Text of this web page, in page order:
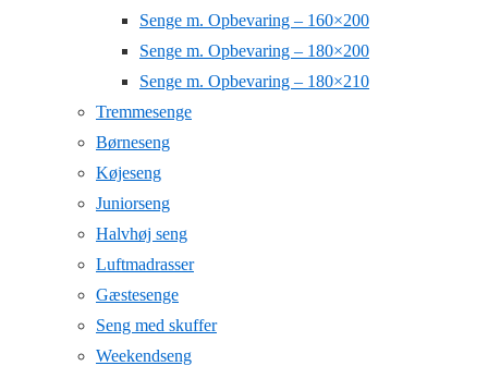
Senge m. Opbevaring – 160×200
Senge m. Opbevaring – 180×200
Senge m. Opbevaring – 180×210
Tremmesenge
Børneseng
Køjeseng
Juniorseng
Halvhøj seng
Luftmadrasser
Gæstesenge
Seng med skuffer
Weekendseng